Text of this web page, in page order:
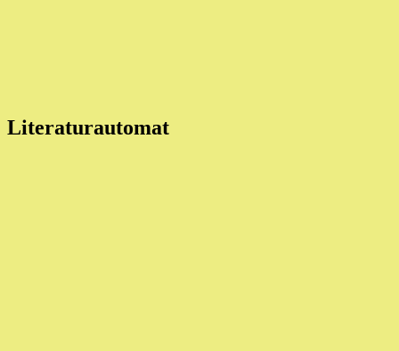
Literaturautomat